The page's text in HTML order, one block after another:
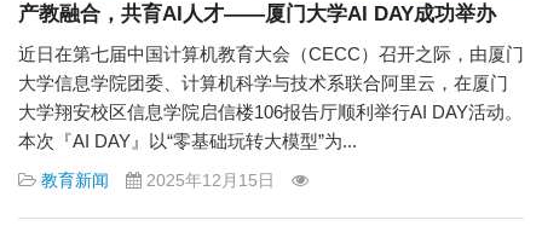
产教融合，共育AI人才——厦门大学AI DAY成功举办
近日在第七届中国计算机教育大会（CECC）召开之际，由厦门
大学信息学院团委、计算机科学与技术系联合阿里云，在厦门
大学翔安校区信息学院启信楼106报告厅顺利举行AI DAY活动。
本次『AI DAY』以“零基础玩转大模型”为...
教育新闻 2025年12月15日